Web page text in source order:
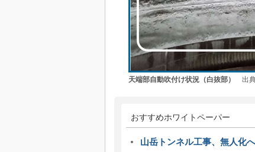
天端部自動吹付け状況（白抜部） 出典
おすすめホワイトペーパー
山岳トンネル工事、無人化